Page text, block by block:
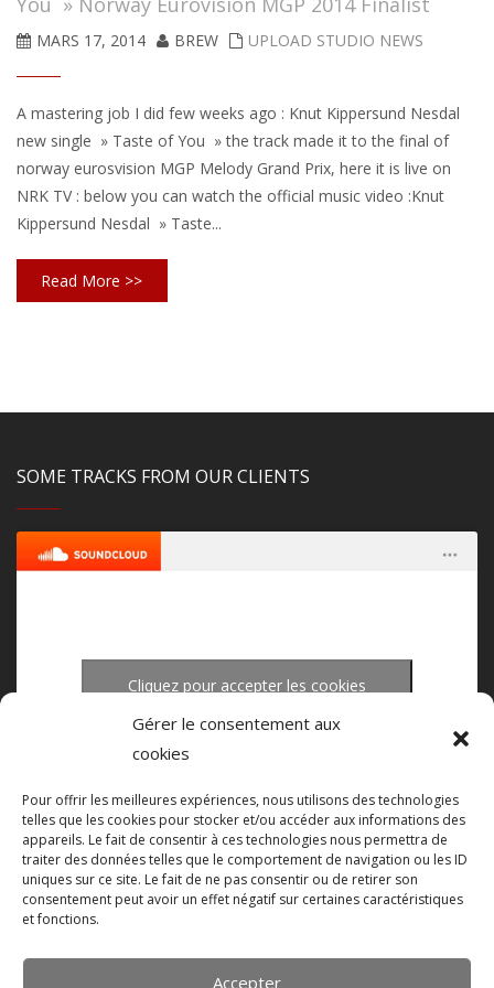
Gérer le consentement aux
cookies
Pour offrir les meilleures expériences, nous utilisons des technologies
telles que les cookies pour stocker et/ou accéder aux informations des
appareils. Le fait de consentir à ces technologies nous permettra de
traiter des données telles que le comportement de navigation ou les ID
uniques sur ce site. Le fait de ne pas consentir ou de retirer son
consentement peut avoir un effet négatif sur certaines caractéristiques
et fonctions.
Accepter
MARS 17, 2014 BREW UPLOAD STUDIO NEWS
A mastering job I did few weeks ago : Knut Kippersund Nesdal
new single » Taste of You » the track made it to the final of
norway eurosvision MGP Melody Grand Prix, here it is live on
NRK TV : below you can watch the official music video :Knut
Kippersund Nesdal » Taste...
Read More >>
SOME TRACKS FROM OUR CLIENTS
Cliquez pour accepter les cookies